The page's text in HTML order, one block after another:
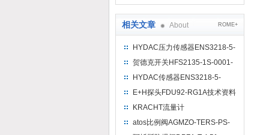
相关文章 About ROME+
HYDAC压力传感器ENS3218-5-
0520-000-K现货
贺德克开关HFS2135-1S-0001-
0020-7-B-0-000
HYDAC传感器ENS3218-5-
0730-000-K特点
E+H探头FDU92-RG1A技术资料
KRACHT流量计
VC0,04K2F3R2SH特性
atos比例阀AGMZO-TERS-PS-